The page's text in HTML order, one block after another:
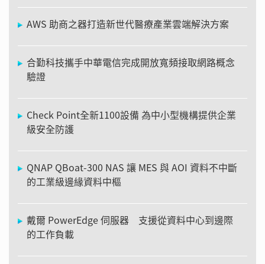
AWS 助商之器打造新世代醫療產業雲端解決方案
合勤科技攜手中華電信完成開放寬頻接取網路概念
驗證
Check Point全新1100設備 為中小型機構提供企業
級安全防護
QNAP QBoat-300 NAS 讓 MES 與 AOI 資料不中斷
的工業級邊緣資料中樞
戴爾 PowerEdge 伺服器 支援從資料中心到邊際
的工作負載